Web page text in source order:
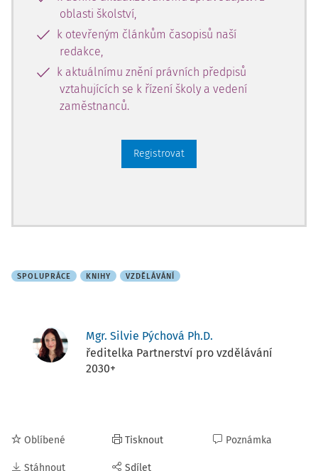
oblasti školství,
k otevřeným článkům časopisů naší
redakce,
k aktuálnímu znění právních předpisů
vztahujících se k řízení školy a vedení
zaměstnanců.
Registrovat
SPOLUPRÁCE KNIHY VZDĚLÁVÁNÍ
Mgr. Silvie Pýchová Ph.D.
ředitelka Partnerství pro vzdělávání
2030+
Oblíbené
Stáhnout
Tisknout
Sdílet
Poznámka